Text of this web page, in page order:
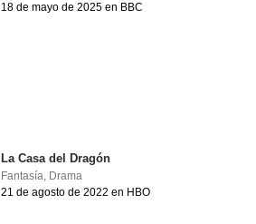
18 de mayo de 2025 en BBC
La Casa del Dragón
Fantasía Drama
21 de agosto de 2022 en HBO